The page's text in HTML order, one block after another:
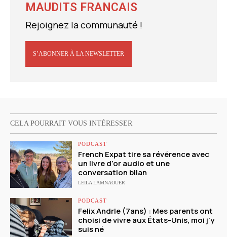
MAUDITS FRANCAIS
Rejoignez la communauté !
S’ABONNER À LA NEWSLETTER
CELA POURRAIT VOUS INTÉRESSER
PODCAST
French Expat tire sa révérence avec
un livre d’or audio et une
conversation bilan
LEILA LAMNAOUER
PODCAST
Felix Andrle (7ans) : Mes parents ont
choisi de vivre aux États-Unis, moi j’y
suis né